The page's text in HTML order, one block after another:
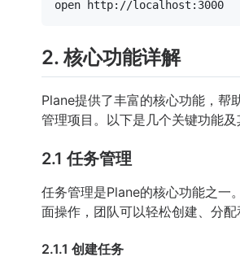
2. 核心功能详解
Plane提供了丰富的核心功能，帮
管理项目。以下是几个关键功能及
2.1 任务管理
任务管理是Plane的核心功能之一
面操作，团队可以轻松创建、分配
2.1.1 创建任务